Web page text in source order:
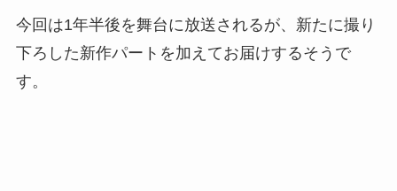
今回は1年半後を舞台に放送されるが、新たに撮り
下ろした新作パートを加えてお届けするそうで
す。